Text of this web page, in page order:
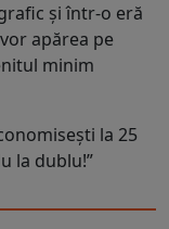
și într-o eră
apărea pe
minim
la 25
la dublu!”